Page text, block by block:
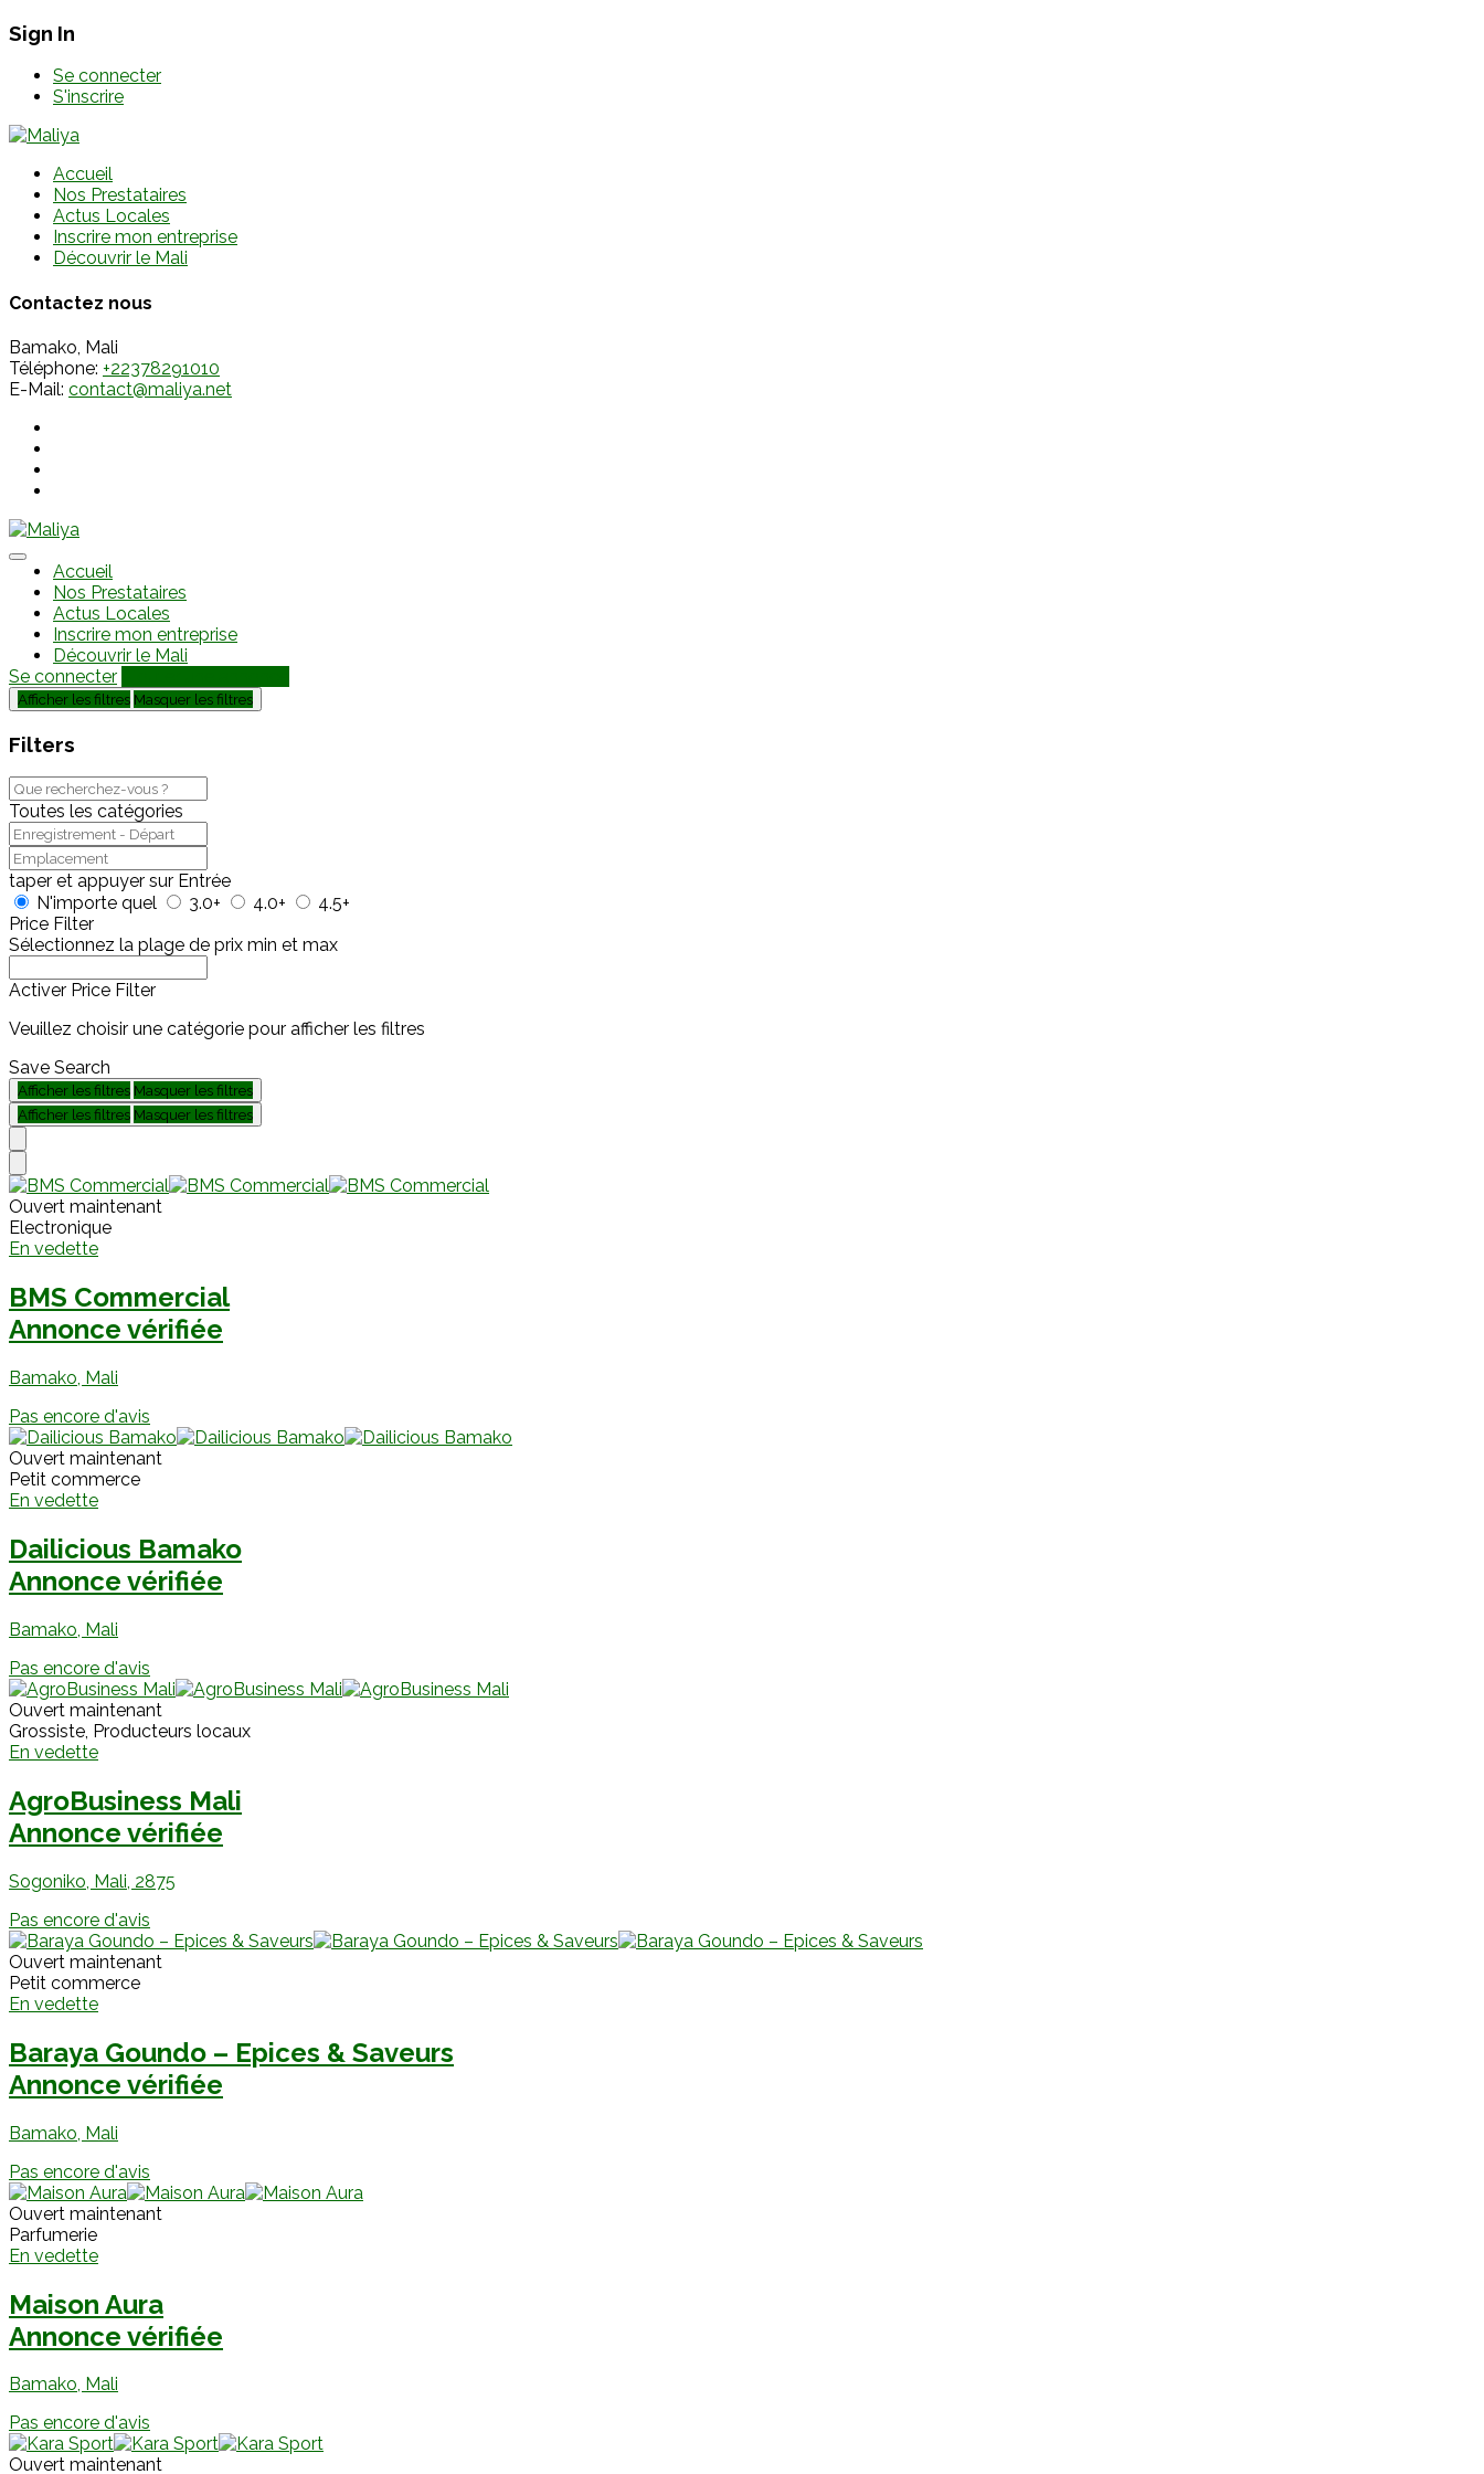
Sign In
Se connecter
S'inscrire
Accueil
Nos Prestataires
Actus Locales
Inscrire mon entreprise
Découvrir le Mali
Contactez nous
Bamako, Mali
Téléphone: +22378291010
E-Mail: contact@maliya.net
Accueil
Nos Prestataires
Actus Locales
Inscrire mon entreprise
Découvrir le Mali
Se connecter
Afficher les filtres Masquer les filtres
Filters
Toutes les catégories
taper et appuyer sur Entrée
N'importe quel
3.0+ 4.0+
4.5+
Price Filter
Sélectionnez la plage de prix min et max
Activer Price Filter
Veuillez choisir une catégorie pour afficher les filtres
Save Search
Afficher les filtres Masquer les filtres
Afficher les filtres Masquer les filtres
Ouvert maintenant
Electronique
En vedette
BMS Commercial
Annonce vérifiée
Bamako, Mali
Pas encore d'avis
Ouvert maintenant
Petit commerce
En vedette
Dailicious Bamako
Annonce vérifiée
Bamako, Mali
Pas encore d'avis
Ouvert maintenant
Grossiste, Producteurs locaux
En vedette
AgroBusiness Mali
Annonce vérifiée
Sogoniko, Mali, 2875
Pas encore d'avis
Ouvert maintenant
Petit commerce
En vedette
Baraya Goundo – Epices & Saveurs
Annonce vérifiée
Bamako, Mali
Pas encore d'avis
Ouvert maintenant
Parfumerie
En vedette
Maison Aura
Annonce vérifiée
Bamako, Mali
Pas encore d'avis
Ouvert maintenant